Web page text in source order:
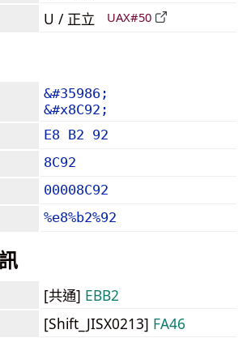
U / 正立 UAX#50
&#35986;
&#x8C92;
E8 B2 92
8C92
00008C92
%e8%b2%92
[共通] EBB2
[Shift_JISX0213] FA46